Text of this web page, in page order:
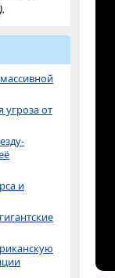
угроза от
и